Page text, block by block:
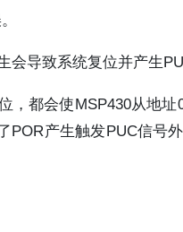
会导致系统复位并产生
，都会使MSP430从地
POR产生触发PUC信号